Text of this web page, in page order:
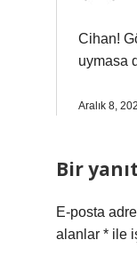
Cihan!
uymasa
Aralık 8,
Bir
E-posta
alanlar * ile